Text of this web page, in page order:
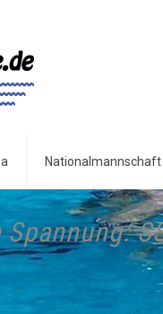
Nationalmannschaft